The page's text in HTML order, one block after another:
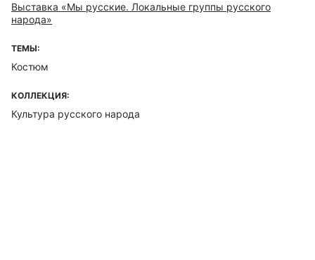
Выставка «Мы русские. Локальные группы русского
народа»
ТЕМЫ:
Костюм
КОЛЛЕКЦИЯ:
Культура русского народа